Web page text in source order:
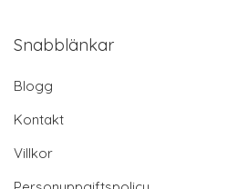
Snabblänkar
Blogg
Kontakt
Villkor